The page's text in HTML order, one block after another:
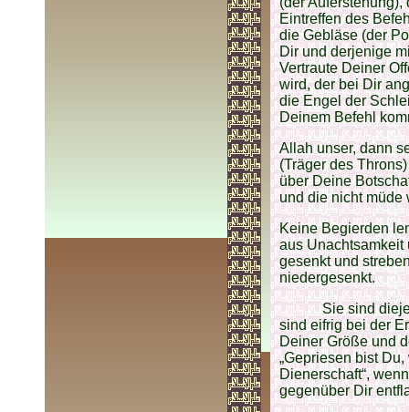
Eintreffen des
die Gebläse (der
Dir und derjenige
Vertraute Deiner
wird, der bei Dir
die Engel der
Deinem Befehl
Allah unser, dann
(Träger des
über Deine
und die nicht müde
Keine Begierden
aus Unachtsamkeit
gesenkt und
niedergesenkt.
Sie sind
sind eifrig bei der
Deiner Größe und
„Gepriesen bist
Dienerschaft“,
gegenüber Dir